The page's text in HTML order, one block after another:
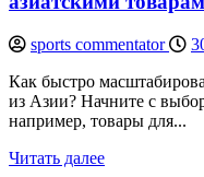
sports commentator
Как быстро
из Азии? Начните с
например, товары для...
Читать далее